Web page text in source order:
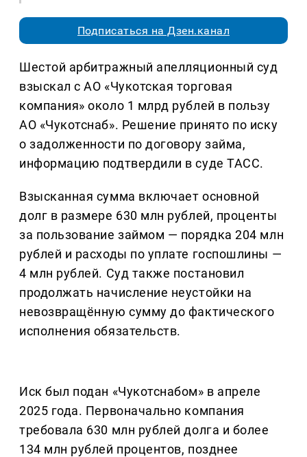
Подписаться на Дзен.канал
Шестой арбитражный апелляционный суд
взыскал с АО «Чукотская торговая
компания» около 1 млрд рублей в пользу
АО «Чукотснаб». Решение принято по иску
о задолженности по договору займа,
информацию подтвердили в суде ТАСС.
Взысканная сумма включает основной
долг в размере 630 млн рублей, проценты
за пользование займом — порядка 204 млн
рублей и расходы по уплате госпошлины —
4 млн рублей. Суд также постановил
продолжать начисление неустойки на
невозвращённую сумму до фактического
исполнения обязательств.
Иск был подан «Чукотснабом» в апреле
2025 года. Первоначально компания
требовала 630 млн рублей долга и более
134 млн рублей процентов, позднее